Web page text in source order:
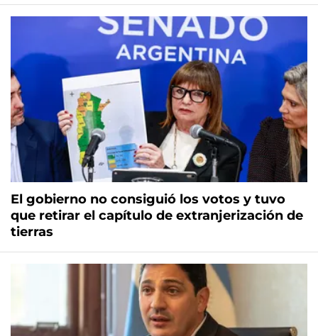
El gobierno no consiguió los votos y tuvo
que retirar el capítulo de extranjerización de
tierras